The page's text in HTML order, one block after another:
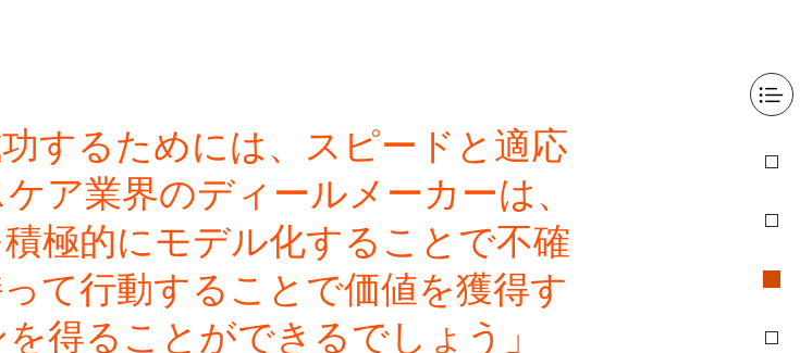
するためには、スピードと適応
ア業界のディールメーカーは、
極的にモデル化することで不確
て行動することで価値を獲得す
得ることができるでしょう」